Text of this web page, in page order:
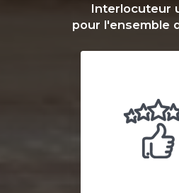
Interlocuteur
pour l'ensemble